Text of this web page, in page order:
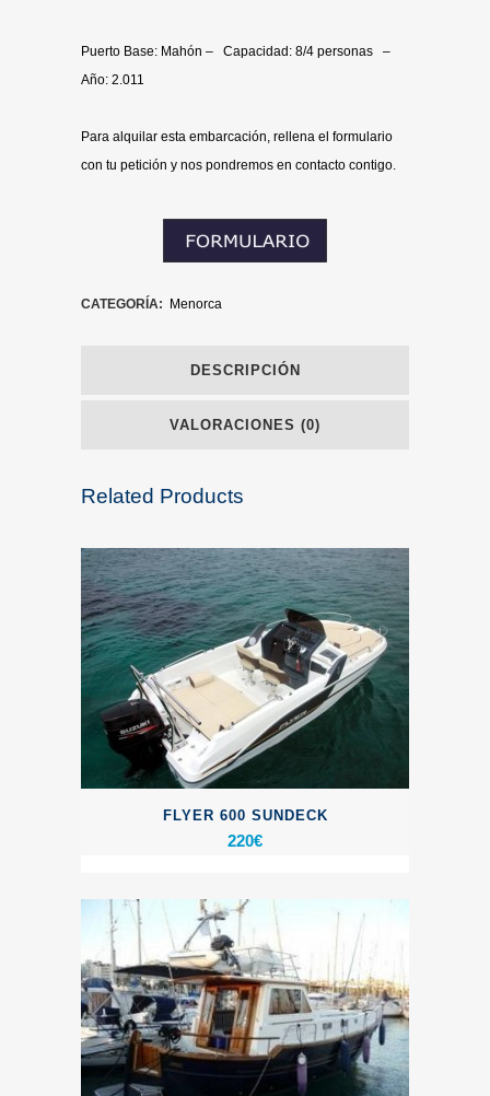
Puerto Base: Mahón – Capacidad: 8/4 personas –
Año: 2.011
Para alquilar esta embarcación, rellena el formulario
con tu petición y nos pondremos en contacto contigo.
CATEGORÍA: Menorca
DESCRIPCIÓN
VALORACIONES (0)
Related Products
FLYER 600 SUNDECK
220€